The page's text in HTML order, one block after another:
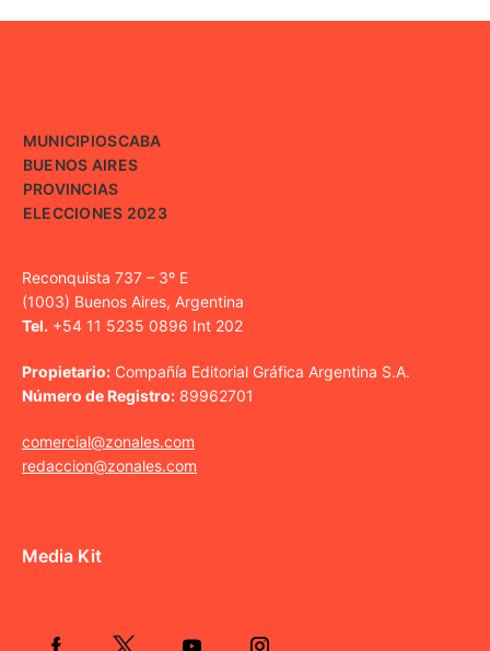
MUNICIPIOSCABA
BUENOS AIRES
PROVINCIAS
ELECCIONES 2023
Reconquista 737 – 3º E
(1003) Buenos Aires, Argentina
Tel. +54 11 5235 0896 Int 202
Propietario: Compañía Editorial Gráfica Argentina S.A.
Número de Registro: 89962701
comercial@zonales.com
redaccion@zonales.com
Media Kit